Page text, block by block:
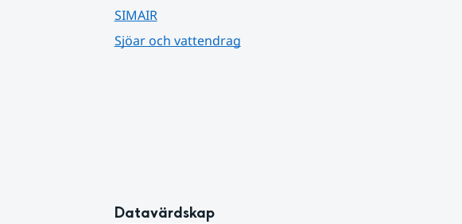
SIMAIR
Sjöar och vattendrag
Datavärdskap